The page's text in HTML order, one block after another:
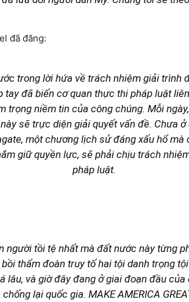
đã đăng:
trong lời hứa về trách nhiệm giải trình
đã biến cơ quan thực thi pháp luật
trọng niềm tin của công chúng. Mỗi
sẽ trực diện giải quyết vấn đề. Chưa
một chương lịch sử đáng xấu hổ
giữ quyền lực, sẽ phải chịu trách
pháp luật.
người tồi tệ nhất mà đất nước này từng
thẩm đoàn truy tố hai tội danh trọng
lâu, và giờ đây đang ở giai đoạn đầu
lại quốc gia. MAKE AMERICA